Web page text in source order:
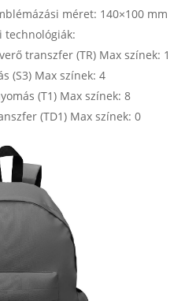
méret: 140×100 mm
technológiák:
transzfer (TR) Max színek: 1
(S3) Max színek: 4
(T1) Max színek: 8
(TD1) Max színek: 0